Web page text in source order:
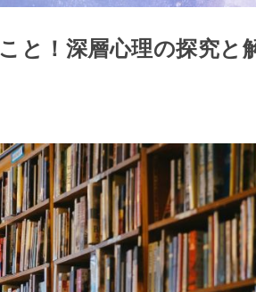
と！深層心理の探究と